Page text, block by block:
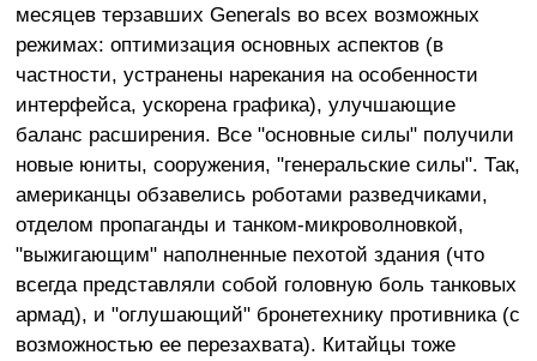
месяцев терзавших Generals во всех возможных
режимах: оптимизация основных аспектов (в
частности, устранены нарекания на особенности
интерфейса, ускорена графика), улучшающие
баланс расширения. Все "основные силы" получили
новые юниты, сооружения, "генеральские силы". Так,
американцы обзавелись роботами разведчиками,
отделом пропаганды и танком-микроволновкой,
"выжигающим" наполненные пехотой здания (что
всегда представляли собой головную боль танковых
армад), и "оглушающий" бронетехнику противника (с
возможностью ее перезахвата). Китайцы тоже